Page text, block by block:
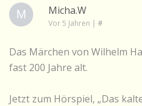
Micha.W
Vor 5 Jahren | #
Das Märchen von Wilhelm
fast 200 Jahre alt.
Jetzt zum Hörspiel, „Das